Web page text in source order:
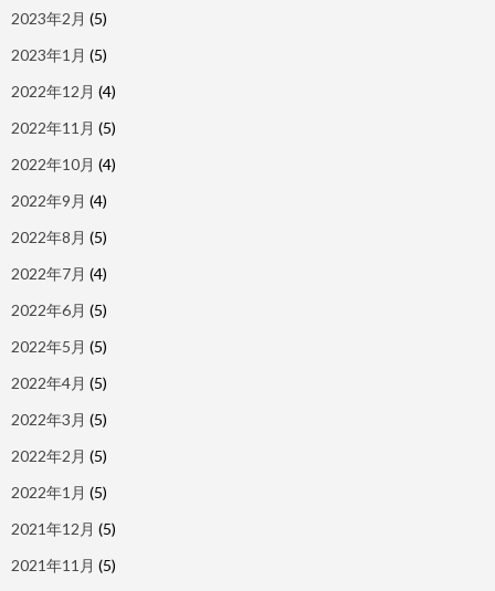
2023年2月 (5)
2023年1月 (5)
2022年12月 (4)
2022年11月 (5)
2022年10月 (4)
2022年9月 (4)
2022年8月 (5)
2022年7月 (4)
2022年6月 (5)
2022年5月 (5)
2022年4月 (5)
2022年3月 (5)
2022年2月 (5)
2022年1月 (5)
2021年12月 (5)
2021年11月 (5)